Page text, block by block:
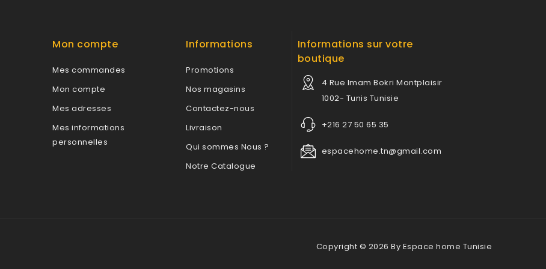
Mon compte
Mes commandes
Mon compte
Mes adresses
Mes informations
personnelles
Informations
Promotions
Nos magasins
Contactez-nous
Livraison
Qui sommes Nous ?
Notre Catalogue
Informations sur votre
boutique
4 Rue Imam Bokri Montplaisir
1002- Tunis Tunisie
+216 27 50 65 35
espacehome.tn@gmail.com
Copyright © 2026 By Espace home Tunisie